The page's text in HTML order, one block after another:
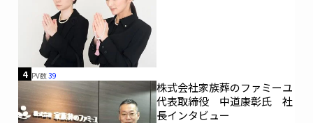
4 PV数39
株式会社家族葬のファミーユ
代表取締役 中道康彰氏 社
長インタビュー